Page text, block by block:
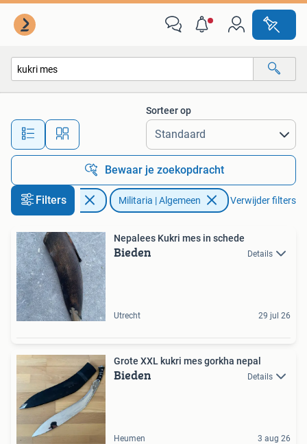
Alle afstanden…
Sorteer op
Bewaar je zoekopdracht
Filters
Verzamelen Militaria | Algemeen Verwijder filters
Nepalees Kukri mes in schede
Bieden Details
Utrecht 29 jul 26
Grote XXL kukri mes gorkha nepal
Bieden Details
Heumen 3 aug 26